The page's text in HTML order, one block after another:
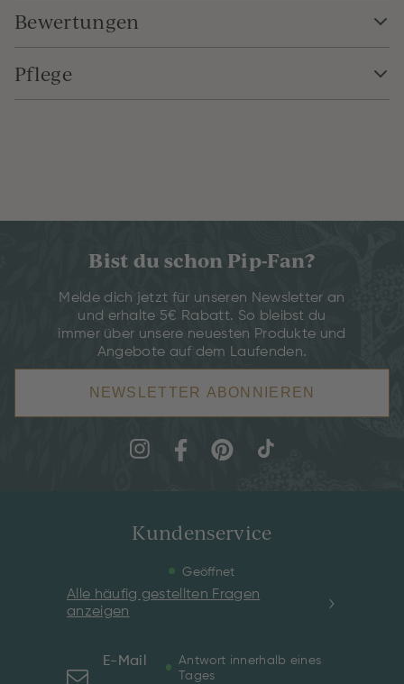
Bewertungen
Pflege
Bist du schon Pip-Fan?
Melde dich jetzt für unseren Newsletter an
und erhalte 5€ Rabatt. So bleibst du
immer über unsere neuesten Produkte und
Angebote auf dem Laufenden.
NEWSLETTER ABONNIEREN
Kundenservice
Geöffnet
Alle häufig gestellten Fragen
anzeigen
E-Mail
Antwort innerhalb eines
Tages